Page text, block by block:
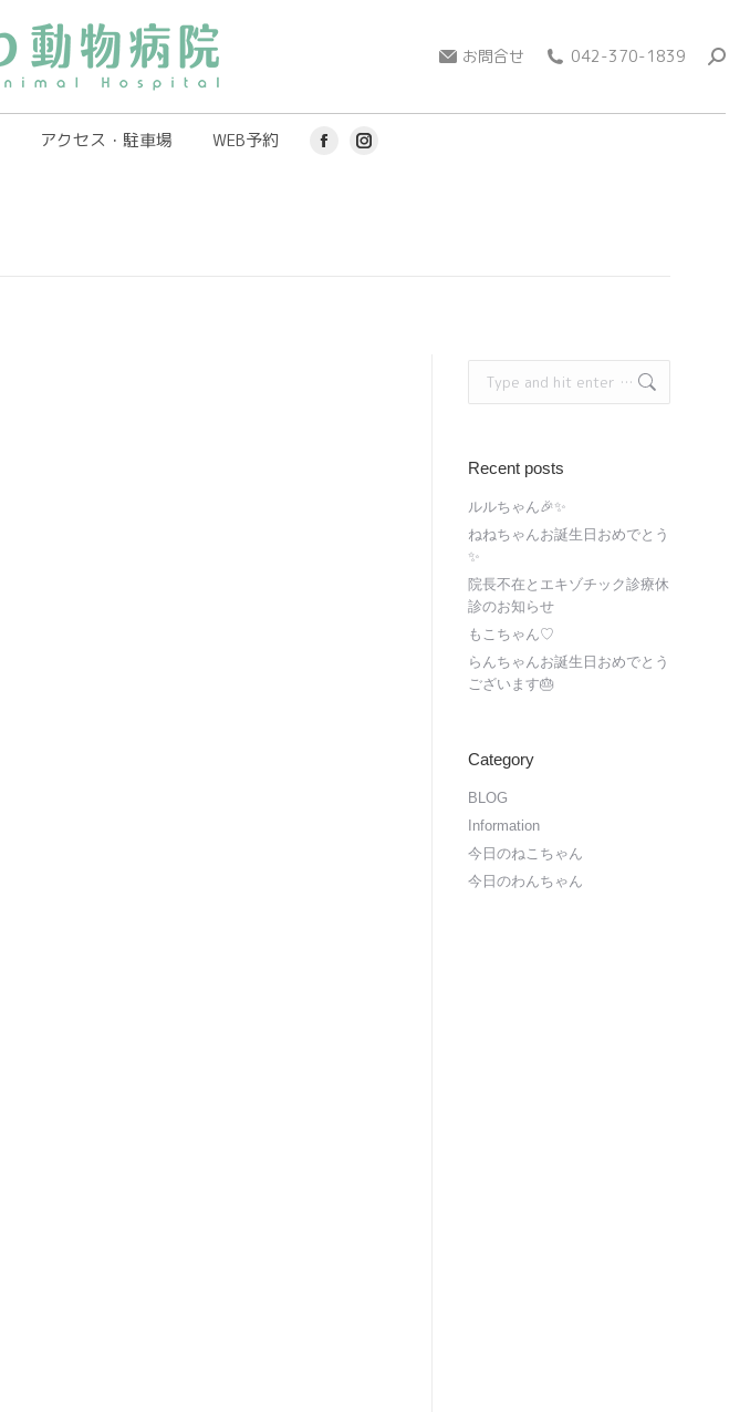
お問合せ 042-370-1839
アクセス・駐車場 WEB予約
FacebookInstagram
Recent posts
ルルちゃん🎉✨
ねねちゃんお誕生日おめでとう
✨
院長不在とエキゾチック診療休
診のお知らせ
もこちゃん♡
らんちゃんお誕生日おめでとう
ございます🎂
Category
BLOG
Information
今日のねこちゃん
今日のわんちゃん
in
in